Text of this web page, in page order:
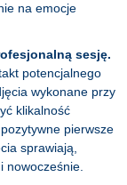
na emocje
sesję.
potencjalnego
wykonane przy
klikalność
pierwsze
sprawiają,
nowocześnie.